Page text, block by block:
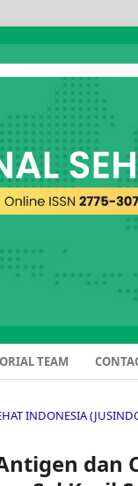
TEAM
INDONESIA
dan